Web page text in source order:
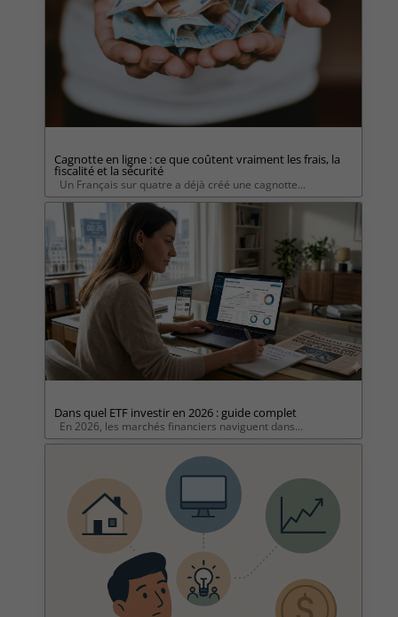
Cagnotte en ligne : ce que coûtent vraiment les frais, la
fiscalité et la sécurité
Un Français sur quatre a déjà créé une cagnotte...
Dans quel ETF investir en 2026 : guide complet
En 2026, les marchés financiers naviguent dans...